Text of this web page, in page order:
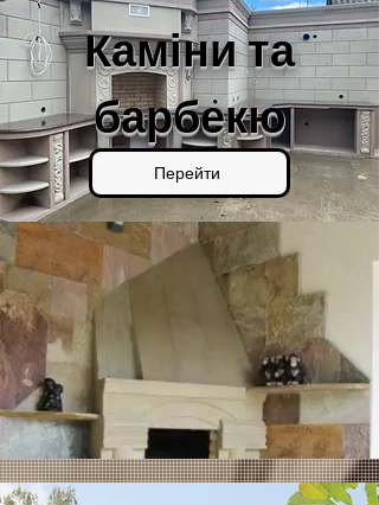
Каміни та
барбекю
Перейти